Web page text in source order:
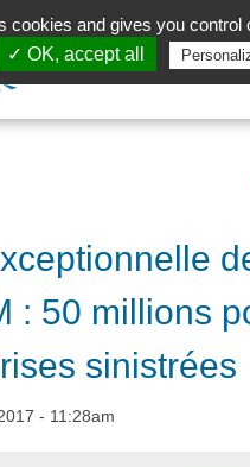
(Customer Chat) is disabled.
: 50 millions
sinistrées
- 11:28am
cookies and gives you control
✓ OK, accept all